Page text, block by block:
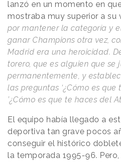
lanzó en un momento en
mostraba muy superior a su
por mantener la categoría y
ganar Champions otra vez,
Madrid era una heroicidad.
torero, que es alguien que se
permanentemente, y
las preguntas ‘¿Cómo es que
’¿Cómo es que te haces del
El equipo había llegado a
deportiva tan grave pocos
conseguir el histórico
la temporada 1995-96.